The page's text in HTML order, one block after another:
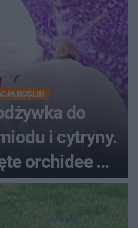
ROŚLIN
do
i cytryny.
orchidee po